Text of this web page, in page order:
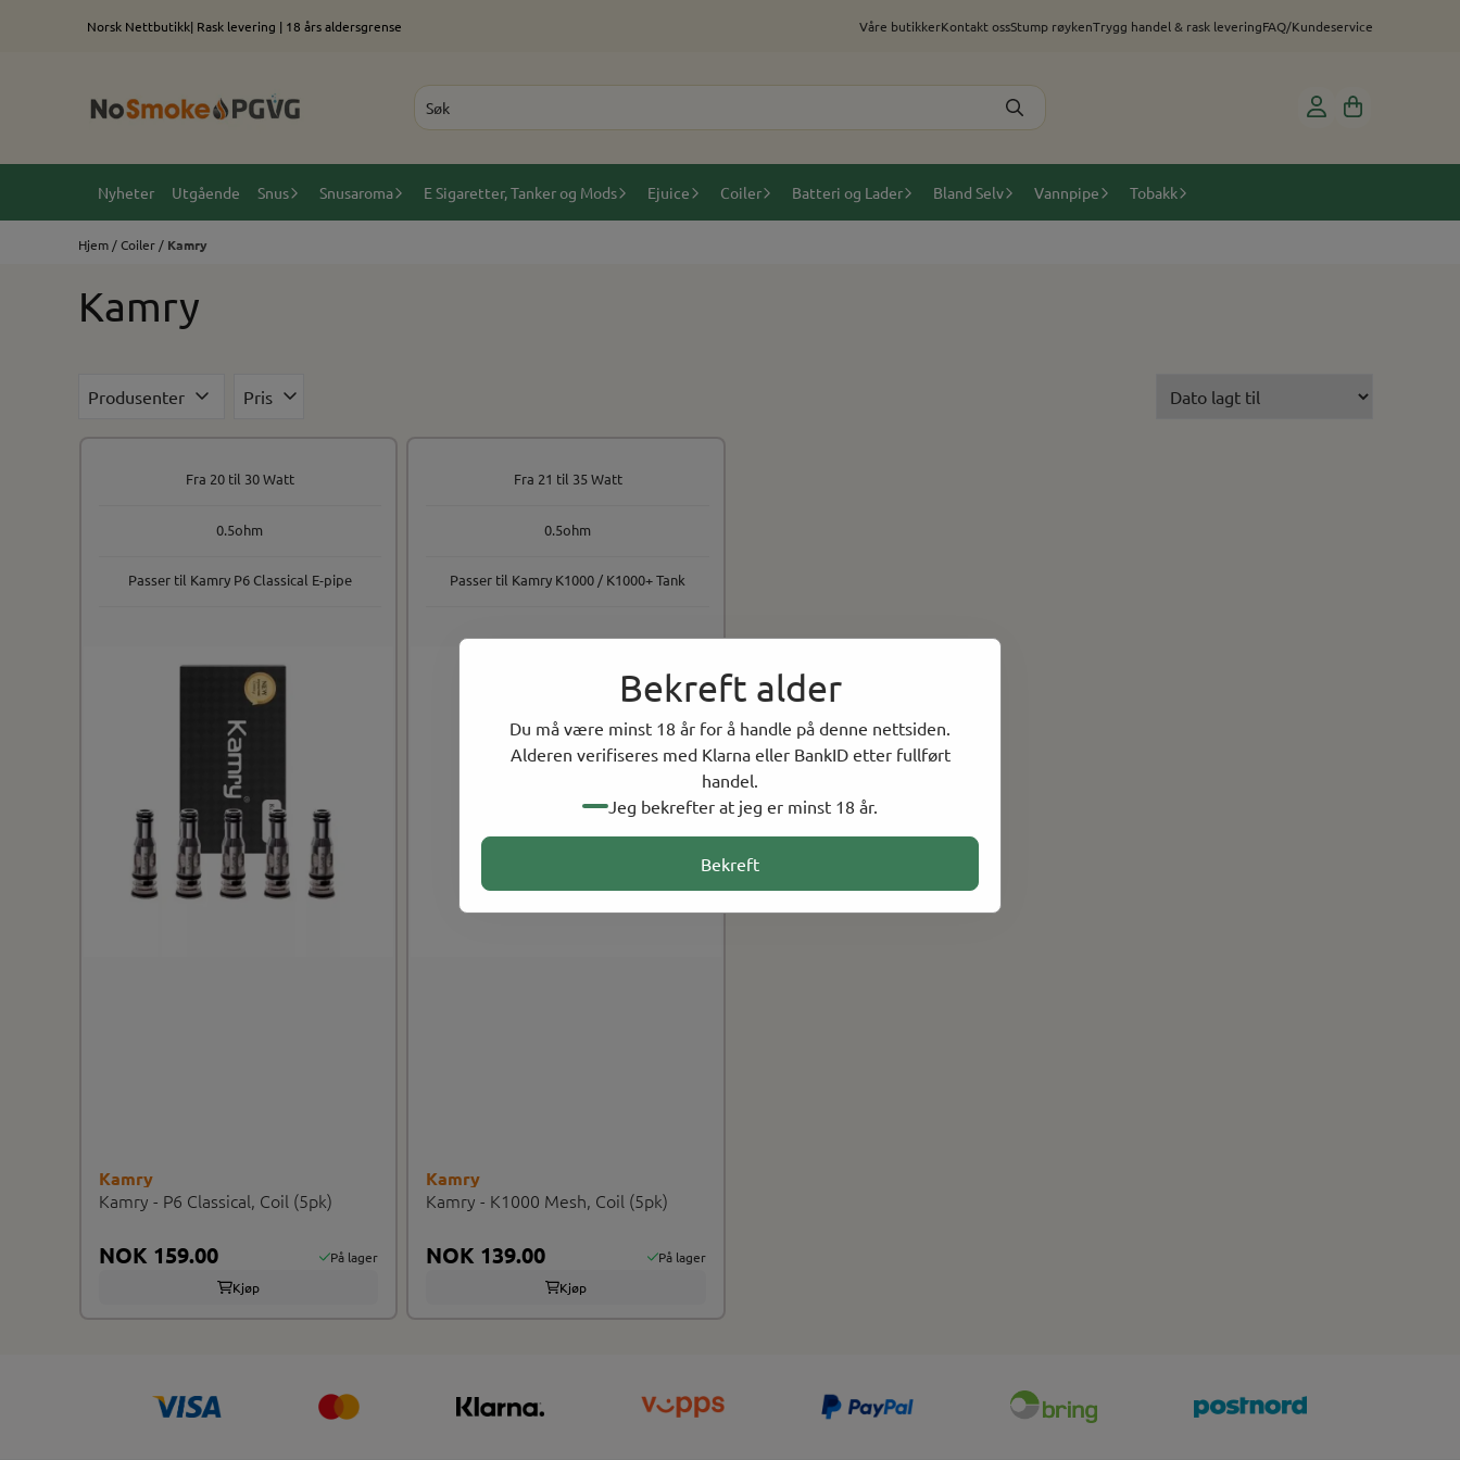
Bekreft alder
Du må være minst 18 år for å handle på denne nettsiden.
Alderen verifiseres med Klarna eller BankID etter fullført
handel.
Jeg bekrefter at jeg er minst 18 år.
Bekreft
Hopp til innholdNorsk Nettbutikk| Rask levering | 18 års aldersgrense Våre butikkerKontakt ossStump røykenTrygg handel & rask leveringFAQ/Kundeservice
Nyheter Utgående Snus Snusaroma E Sigaretter, Tanker og Mods Ejuice Coiler Batteri og Lader Bland Selv Vannpipe Tobakk
Hjem /Coiler / Kamry
Kamry
Produsenter Pris
Kamry
Kamry - P6 Classical, Coil (5pk)
NOK 159.00
På lager
Kjøp
Fra 20 til 30 Watt
0.5ohm
Passer til Kamry P6 Classical E-pipe
Kamry
Kamry - K1000 Mesh, Coil (5pk)
NOK 139.00
På lager
Kjøp
Fra 21 til 35 Watt
0.5ohm
Passer til Kamry K1000 / K1000+ Tank